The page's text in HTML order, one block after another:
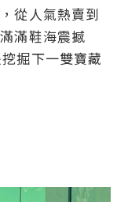
從人氣熱賣到
滿鞋海震撼
掘下一雙寶藏